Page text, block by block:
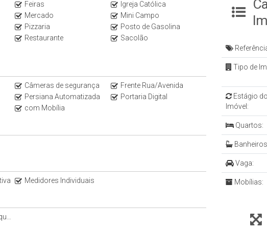
Ramos, que nos presenteia com cenários encantadores,
paradisíaco, com águas cristalinas e areia branquinha.
pela natureza, uma sintonia perfeita entre o mar e a
vida.
o ÓPERA PALMAS RESIDENCE, um empreendimento de
dormitórios e living
Feiras
Igreja Católica
Mercado
Mini Campo
Pizzaria
Posto de Gasolina
Restaurante
Sacolão
Câmeras de segurança
Frente Rua/Avenida
Persiana Automatizada
Portaria Digital
com Mobília
Medidores Individuais
Tipo de
Estágio do
Imóvel:
Quartos:
Vaga:
Mobílias: